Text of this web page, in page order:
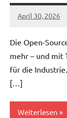
April 30, 2026
admin
Die Open-
mehr – und mit
für die
[…]
Weiterlesen